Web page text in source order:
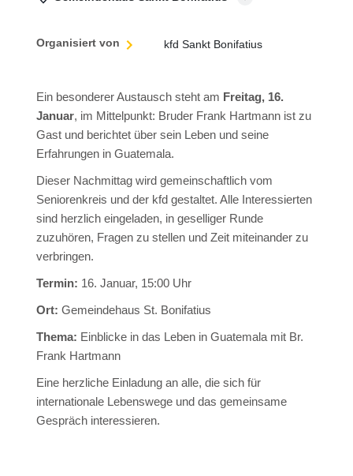
Organisiert von kfd Sankt Bonifatius
Ein besonderer Austausch steht am Freitag, 16.
Januar, im Mittelpunkt: Bruder Frank Hartmann ist zu
Gast und berichtet über sein Leben und seine
Erfahrungen in Guatemala.
Dieser Nachmittag wird gemeinschaftlich vom
Seniorenkreis und der kfd gestaltet. Alle Interessierten
sind herzlich eingeladen, in geselliger Runde
zuzuhören, Fragen zu stellen und Zeit miteinander zu
verbringen.
Termin: 16. Januar, 15:00 Uhr
Ort: Gemeindehaus St. Bonifatius
Thema: Einblicke in das Leben in Guatemala mit Br.
Frank Hartmann
Eine herzliche Einladung an alle, die sich für
internationale Lebenswege und das gemeinsame
Gespräch interessieren.